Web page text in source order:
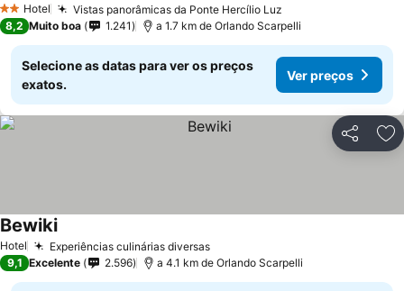
2 Estrelas
Hotel Vistas panorâmicas da Ponte Hercílio Luz
8,2 Muito boa 1.241 a 1.7 km de Orlando Scarpelli
Selecione as datas para ver os preços
exatos.
Ver preços
Partilhar
Hotel Experiências culinárias diversasVer preços
BewikiVer preços
9,1 Excelente 2.596 a 4.1 km de Orlando Scarpelli